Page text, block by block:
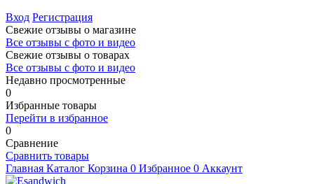
Вход Регистрация
Свежие отзывы о магазине
Все отзывы с фото и видео
Свежие отзывы о товарах
Все отзывы c фото и видео
Недавно просмотренные
0
Избранные товары
Перейти в избранное
0
Сравнение
Сравнить товары
Главная Каталог Корзина 0 Избранное 0 Аккаунт